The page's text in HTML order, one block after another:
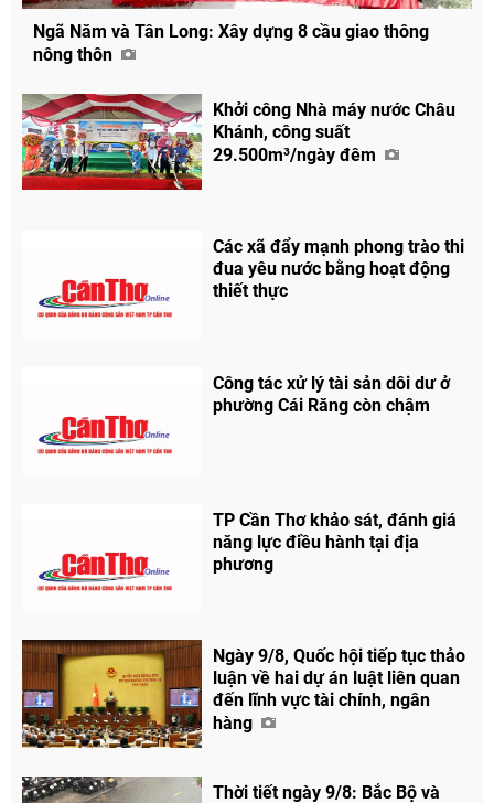
Chia sẻ
Facebook
Ngã Năm và Tân Long: Xây dựng 8 cầu giao thông
nông thôn
Khởi công Nhà máy nước Châu
Khánh, công suất
29.500m³/ngày đêm
Các xã đẩy mạnh phong trào thi
đua yêu nước bằng hoạt động
thiết thực
Công tác xử lý tài sản dôi dư ở
phường Cái Răng còn chậm
TP Cần Thơ khảo sát, đánh giá
năng lực điều hành tại địa
phương
Ngày 9/8, Quốc hội tiếp tục thảo
luận về hai dự án luật liên quan
đến lĩnh vực tài chính, ngân
hàng
Thời tiết ngày 9/8: Bắc Bộ và